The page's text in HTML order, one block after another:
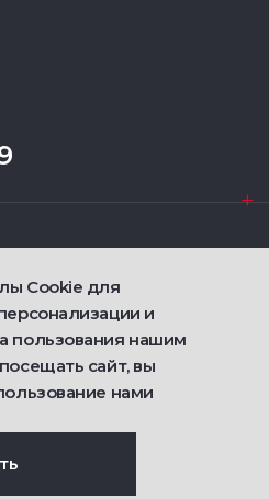
о продаже товаров
Cookie для
и
пользования нашим
сайт, вы
нами